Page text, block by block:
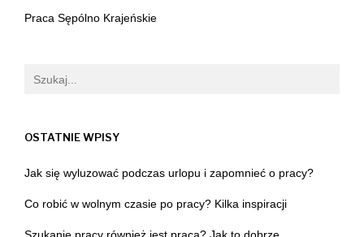
Praca Sępólno Krajeńskie
OSTATNIE WPISY
Jak się wyluzować podczas urlopu i zapomnieć o pracy?
Co robić w wolnym czasie po pracy? Kilka inspiracji